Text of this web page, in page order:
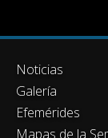
Noticias
Galería
Efemérides
Mapas de la